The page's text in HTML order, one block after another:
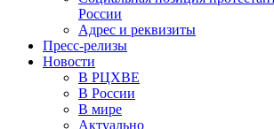
России
Адрес и реквизиты
Пресс-релизы
Новости
В РЦХВЕ
В России
В мире
Актуально